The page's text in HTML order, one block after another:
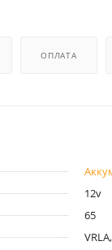
ОПЛАТА
12v
65